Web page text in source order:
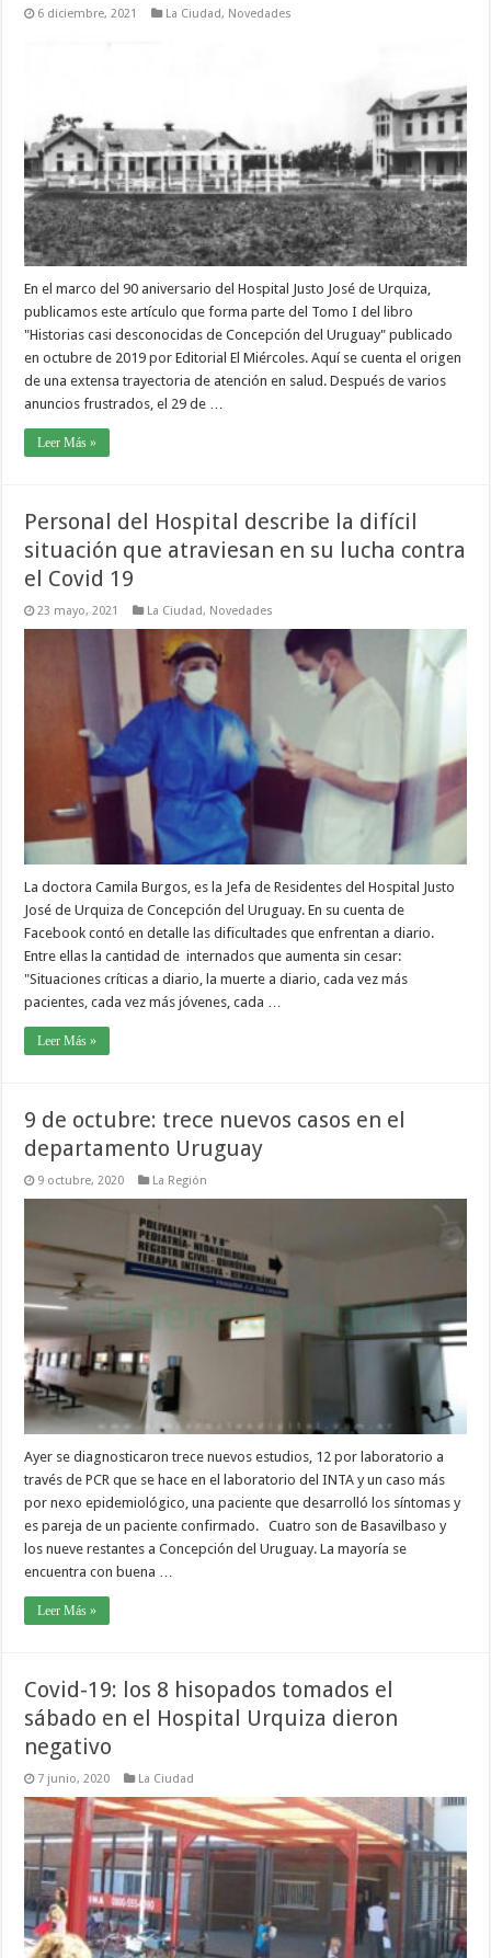
6 diciembre, 2021 La Ciudad, Novedades
En el marco del 90 aniversario del Hospital Justo José de Urquiza,
publicamos este artículo que forma parte del Tomo I del libro
"Historias casi desconocidas de Concepción del Uruguay" publicado
en octubre de 2019 por Editorial El Miércoles. Aquí se cuenta el origen
de una extensa trayectoria de atención en salud. Después de varios
anuncios frustrados, el 29 de …
Leer Más »
Personal del Hospital describe la difícil
situación que atraviesan en su lucha contra
el Covid 19
23 mayo, 2021 La Ciudad, Novedades
La doctora Camila Burgos, es la Jefa de Residentes del Hospital Justo
José de Urquiza de Concepción del Uruguay. En su cuenta de
Facebook contó en detalle las dificultades que enfrentan a diario.
Entre ellas la cantidad de internados que aumenta sin cesar:
"Situaciones críticas a diario, la muerte a diario, cada vez más
pacientes, cada vez más jóvenes, cada …
Leer Más »
9 de octubre: trece nuevos casos en el
departamento Uruguay
9 octubre, 2020 La Región
Ayer se diagnosticaron trece nuevos estudios, 12 por laboratorio a
través de PCR que se hace en el laboratorio del INTA y un caso más
por nexo epidemiológico, una paciente que desarrolló los síntomas y
es pareja de un paciente confirmado. Cuatro son de Basavilbaso y
los nueve restantes a Concepción del Uruguay. La mayoría se
encuentra con buena …
Leer Más »
Covid-19: los 8 hisopados tomados el
sábado en el Hospital Urquiza dieron
negativo
7 junio, 2020 La Ciudad